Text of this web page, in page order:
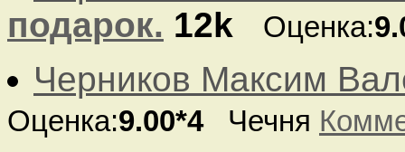
подарок. 12k Оценка:
Черников Максим
Оценка:9.00*4Чечня